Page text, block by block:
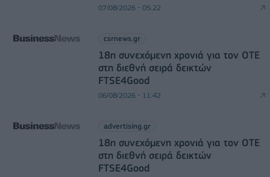
07/08/2026 - 05:22
csrnews.gr
18η συνεχόμενη χρονιά για τον ΟΤΕ
στη διεθνή σειρά δεικτών
FTSE4Good
06/08/2026 - 11:42
advertising.gr
18η συνεχόμενη χρονιά για τον ΟΤΕ
στη διεθνή σειρά δεικτών
FTSE4Good